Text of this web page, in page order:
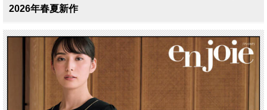
2026年春夏新作